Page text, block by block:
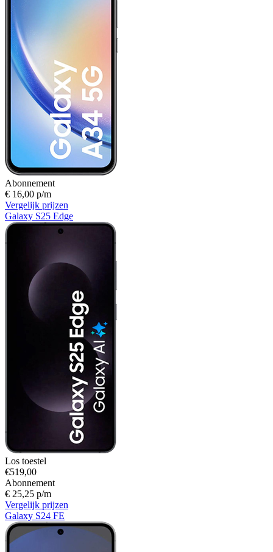
Abonnement
€ 16,00 p/m
Vergelijk prijzen
Galaxy S25 Edge
Los toestel
€519,00
Abonnement
€ 25,25 p/m
Vergelijk prijzen
Galaxy S24 FE